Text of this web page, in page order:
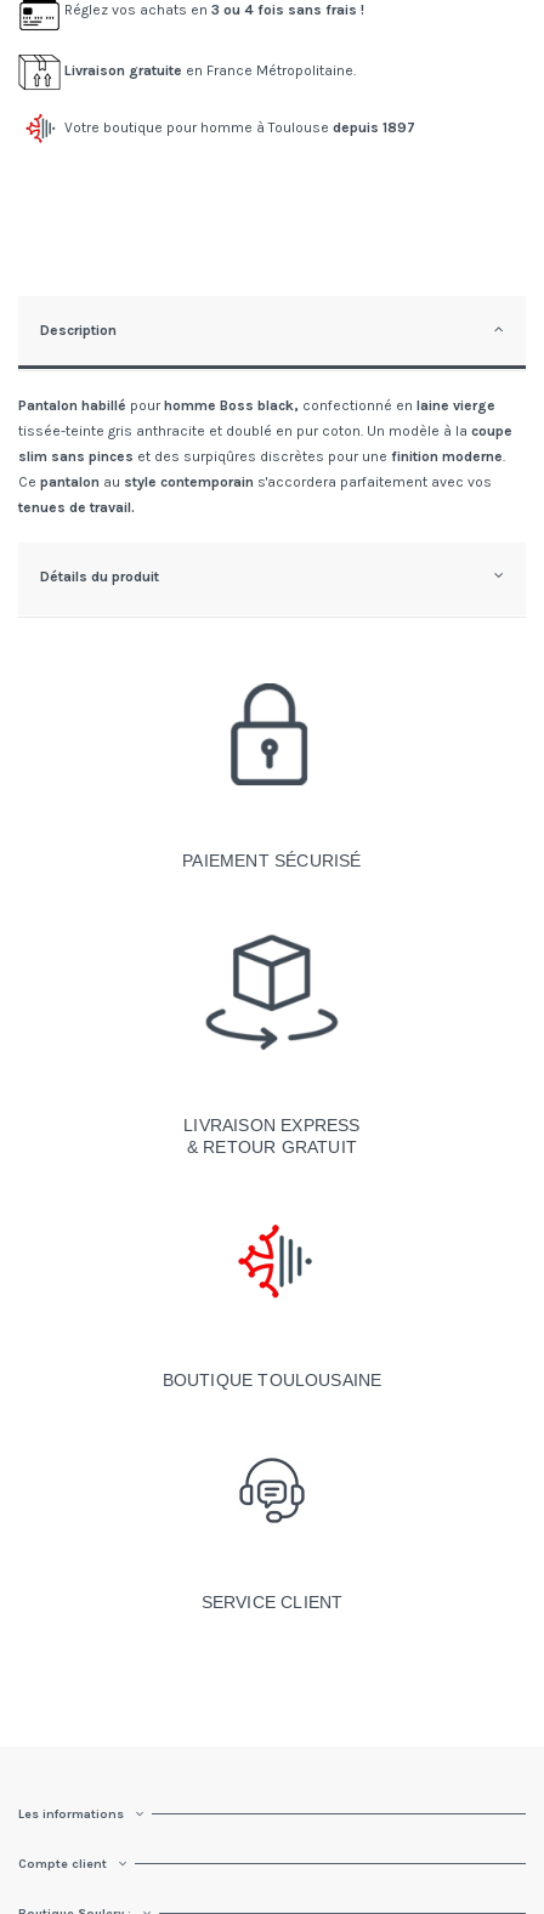
Réglez vos achats en 3 ou 4 fois sans frais !
Livraison gratuite en France Métropolitaine.
Votre boutique pour homme à Toulouse depuis 1897
Description
Pantalon habillé pourhomme Boss black, confectionné en laine vierge
tissée-teinte gris anthracite et doublé en pur coton. Un modèle à la coupe
slim sans pinces et des surpiqûres discrètes pour une finition moderne.
Ce pantalon au style contemporain s'accordera parfaitement avec vos
tenues de travail.
Détails du produit
PAIEMENT SÉCURISÉ
LIVRAISON EXPRESS
& RETOUR GRATUIT
BOUTIQUE TOULOUSAINE
SERVICE CLIENT
Les informations
Compte client